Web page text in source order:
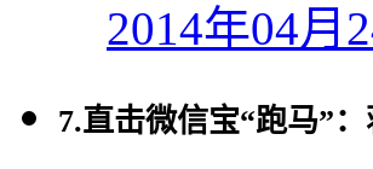
2014年04月
7.直击微信宝“跑马”